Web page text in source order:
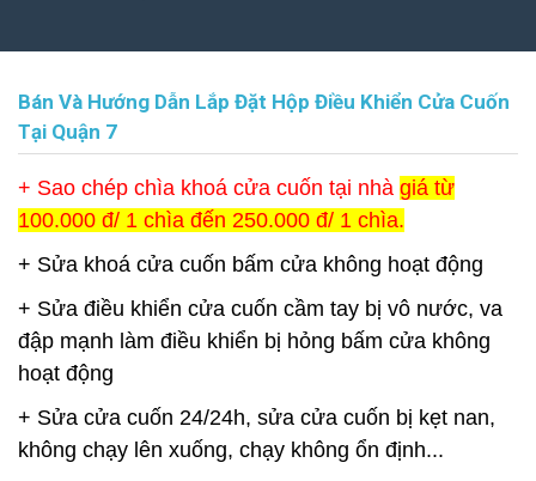
Bán Và Hướng Dẫn Lắp Đặt Hộp Điều Khiển Cửa Cuốn
Tại Quận 7
+ Sao chép chìa khoá cửa cuốn tại nhà giá từ
100.000 đ/ 1 chìa đến 250.000 đ/ 1 chìa.
+ Sửa khoá cửa cuốn bấm cửa không hoạt động
+ Sửa điều khiển cửa cuốn cầm tay bị vô nước, va
đập mạnh làm điều khiển bị hỏng bấm cửa không
hoạt động
+ Sửa cửa cuốn 24/24h, sửa cửa cuốn bị kẹt nan,
không chạy lên xuống, chạy không ổn định...